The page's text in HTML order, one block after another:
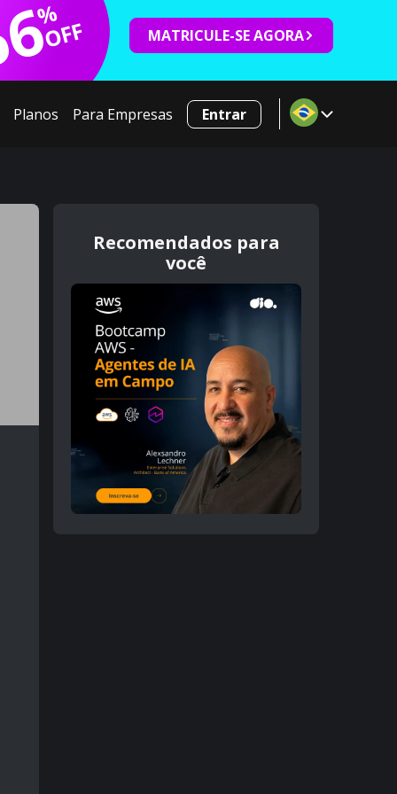
%
OFF MATRICULE-SE AGORA
Planos Para Empresas Entrar
Recomendados para
você